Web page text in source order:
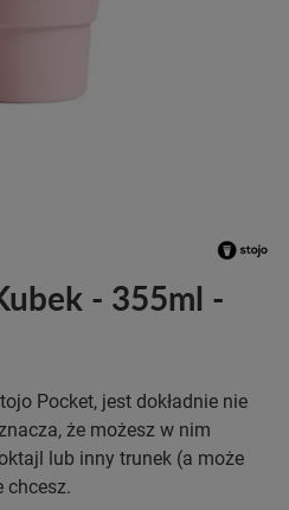
- 355ml -
Pocket, jest dokładnie nie
że możesz w nim
lub inny trunek (a może
chcesz.